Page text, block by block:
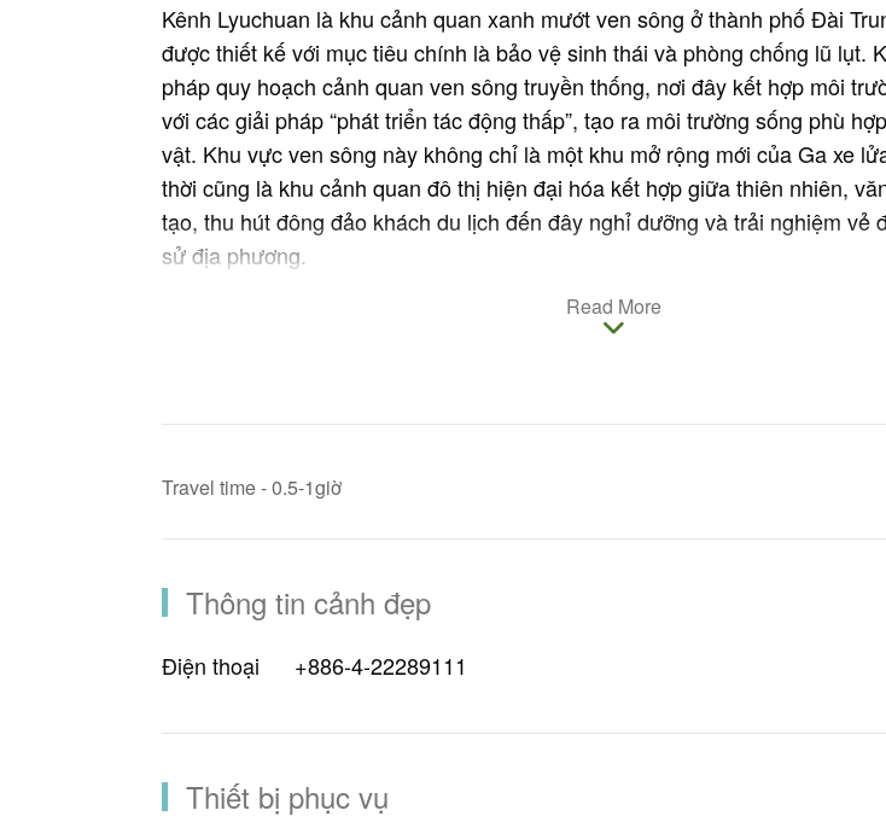
Kênh Lyuchuan là khu cảnh quan xanh mướt ven sông ở thành phố Đài
được thiết kế với mục tiêu chính là bảo vệ sinh thái và phòng chống lũ lụt.
pháp quy hoạch cảnh quan ven sông truyền thống, nơi đây kết hợp môi
với các giải pháp “phát triển tác động thấp”, tạo ra môi trường sống phù
vật. Khu vực ven sông này không chỉ là một khu mở rộng mới của Ga xe
thời cũng là khu cảnh quan đô thị hiện đại hóa kết hợp giữa thiên nhiên,
tạo, thu hút đông đảo khách du lịch đến đây nghỉ dưỡng và trải nghiệm vẻ
sử địa phương.
Read More
Travel time - 0.5-1giờ
Thông tin cảnh đẹp
Điện thoại +886-4-22289111
Thiết bị phục vụ